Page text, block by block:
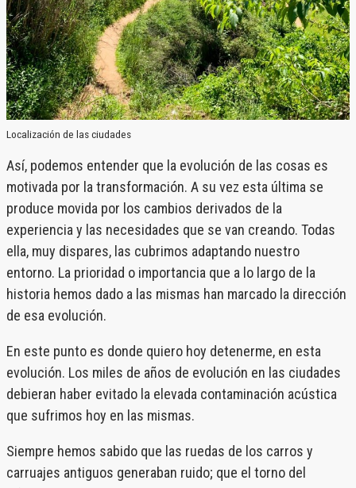
Localización de las ciudades
Así, podemos entender que la evolución de las cosas es
motivada por la transformación. A su vez esta última se
produce movida por los cambios derivados de la
experiencia y las necesidades que se van creando. Todas
ella, muy dispares, las cubrimos adaptando nuestro
entorno. La prioridad o importancia que a lo largo de la
historia hemos dado a las mismas han marcado la dirección
de esa evolución.
En este punto es donde quiero hoy detenerme, en esta
evolución. Los miles de años de evolución en las ciudades
debieran haber evitado la elevada contaminación acústica
que sufrimos hoy en las mismas.
Siempre hemos sabido que las ruedas de los carros y
carruajes antiguos generaban ruido; que el torno del